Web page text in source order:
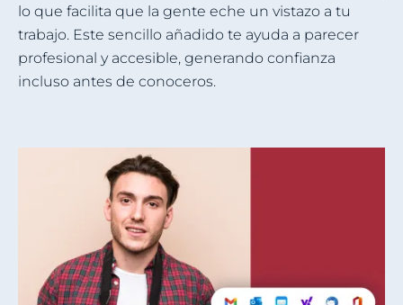
lo que facilita que la gente eche un vistazo a tu
trabajo. Este sencillo añadido te ayuda a parecer
profesional y accesible, generando confianza
incluso antes de conoceros.